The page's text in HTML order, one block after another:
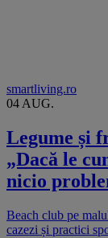
smartliving.ro
04 AUG.
Legume și
„Dacă le
nicio
Beach club pe
cazezi și practici